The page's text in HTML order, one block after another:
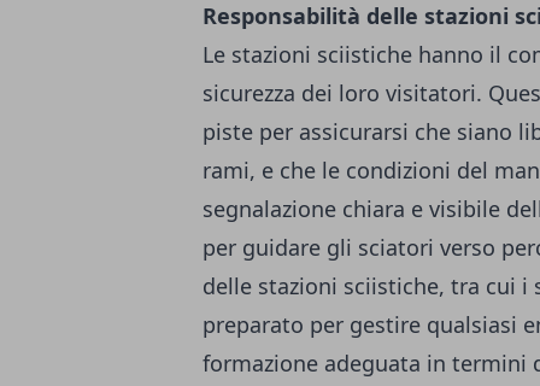
Responsabilità delle stazioni
Le stazioni sciistiche hanno il
sicurezza dei loro visitatori.
piste per assicurarsi che siano
rami, e che le condizioni del
segnalazione chiara e visibile
per guidare gli sciatori verso
delle stazioni sciistiche, tra cui i
preparato per gestire qualsiasi
formazione adeguata in termini